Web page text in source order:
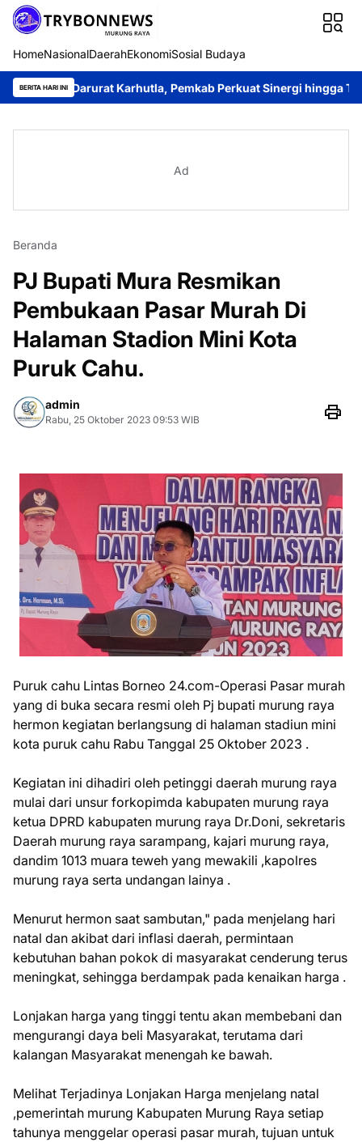
HomeNasionalDaerahEkonomiSosial Budaya
BERITA HARI INIKarhutla, Pemkab Perkuat Sinergi hingga Tingkat Desa
Ad
Beranda
PJ Bupati Mura Resmikan
Pembukaan Pasar Murah Di
Halaman Stadion Mini Kota
Puruk Cahu.
admin
Rabu, 25 Oktober 2023 09:53 WIB
Puruk cahu Lintas Borneo 24.com-Operasi Pasar murah
yang di buka secara resmi oleh Pj bupati murung raya
hermon kegiatan berlangsung di halaman stadiun mini
kota puruk cahu Rabu Tanggal 25 Oktober 2023 .
Kegiatan ini dihadiri oleh petinggi daerah murung raya
mulai dari unsur forkopimda kabupaten murung raya
ketua DPRD kabupaten murung raya Dr.Doni, sekretaris
Daerah murung raya sarampang, kajari murung raya,
dandim 1013 muara teweh yang mewakili ,kapolres
murung raya serta undangan lainya .
Menurut hermon saat sambutan," pada menjelang hari
natal dan akibat dari inflasi daerah, permintaan
kebutuhan bahan pokok di masyarakat cenderung terus
meningkat, sehingga berdampak pada kenaikan harga .
Lonjakan harga yang tinggi tentu akan membebani dan
mengurangi daya beli Masyarakat, terutama dari
kalangan Masyarakat menengah ke bawah.
Melihat Terjadinya Lonjakan Harga menjelang natal
,pemerintah murung Kabupaten Murung Raya setiap
tahunya menggelar operasi pasar murah, tujuan untuk